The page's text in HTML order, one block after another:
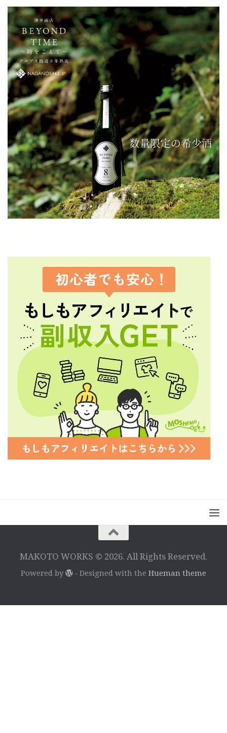
MAKOTO WORKS © 2026. All Rights Reserved.
Powered by - Designed with theHueman theme